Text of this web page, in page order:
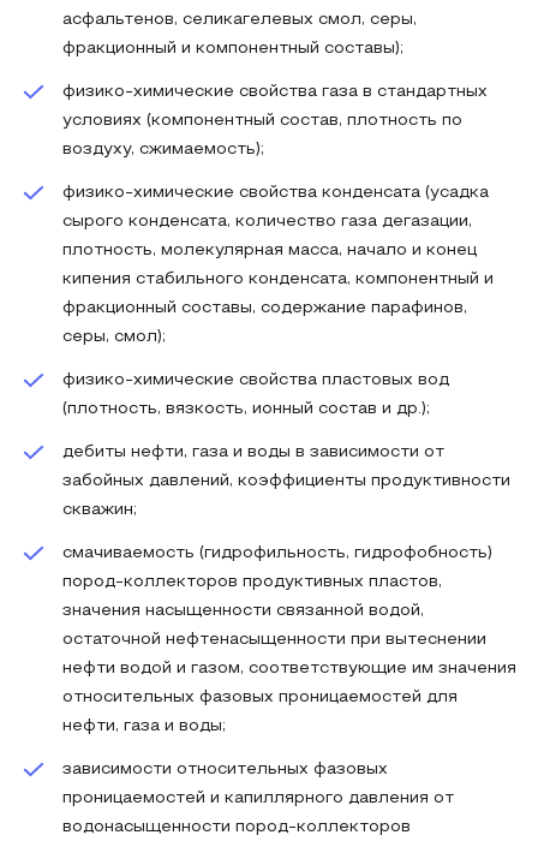
асфальтенов, селикагелевых смол, серы,
фракционный и компонентный составы);
физико-химические свойства газа в стандартных
условиях (компонентный состав, плотность по
воздуху, сжимаемость);
физико-химические свойства конденсата (усадка
сырого конденсата, количество газа дегазации,
плотность, молекулярная масса, начало и конец
кипения стабильного конденсата, компонентный и
фракционный составы, содержание парафинов,
серы, смол);
физико-химические свойства пластовых вод
(плотность, вязкость, ионный состав и др.);
дебиты нефти, газа и воды в зависимости от
забойных давлений, коэффициенты продуктивности
скважин;
смачиваемость (гидрофильность, гидрофобность)
пород-коллекторов продуктивных пластов,
значения насыщенности связанной водой,
остаточной нефтенасыщенности при вытеснении
нефти водой и газом, соответствующие им значения
относительных фазовых проницаемостей для
нефти, газа и воды;
зависимости относительных фазовых
проницаемостей и капиллярного давления от
водонасыщенности пород-коллекторов